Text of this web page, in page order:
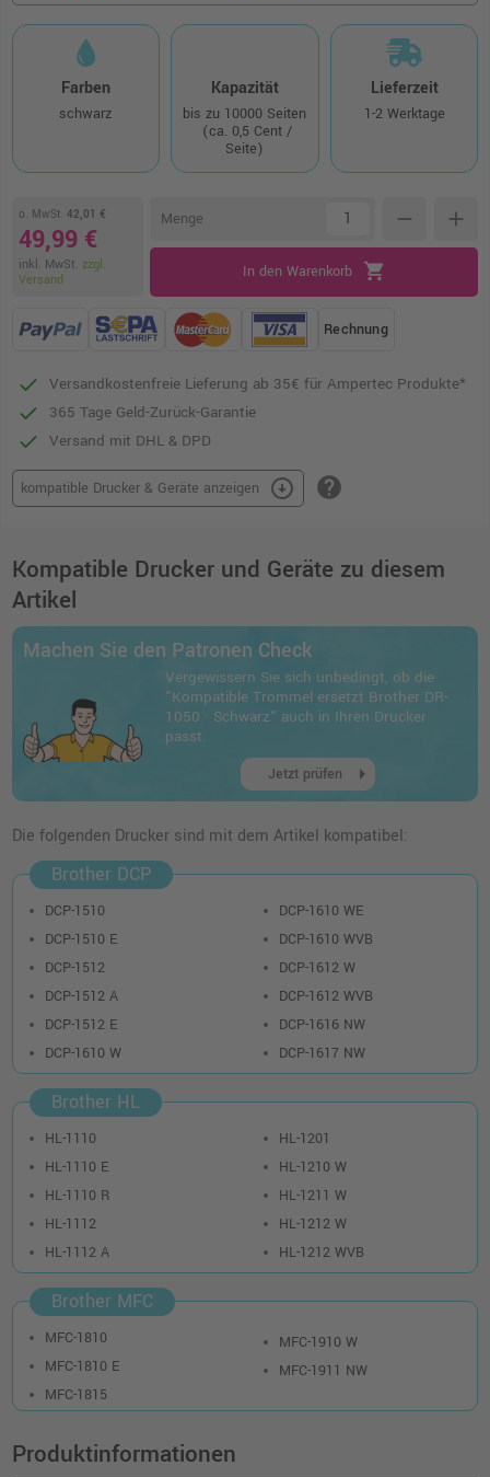
Farben
schwarz
Kapazität
bis zu 10000 Seiten
(ca. 0,5 Cent /
Seite)
Lieferzeit
1-2 Werktage
o. MwSt. 42,01 €
49,99 €
inkl. MwSt. zzgl.
Versand
Menge remove add
In den Warenkorb shopping_cart
Rechnung
Versandkostenfreie Lieferung ab 35€ für Ampertec Produkte*
365 Tage Geld-Zurück-Garantie
Versand mit DHL & DPD
kompatible Drucker & Geräte anzeigen arrow_circle_down help
Kompatible Drucker und Geräte zu diesem
Artikel
Machen Sie den Patronen Check
Vergewissern Sie sich unbedingt, ob die
"Kompatible Trommel ersetzt Brother DR-
1050 · Schwarz" auch in Ihren Drucker
passt.
Jetzt prüfen arrow_right
Die folgenden Drucker sind mit dem Artikel kompatibel:
Brother DCP
DCP-1510
DCP-1510 E
DCP-1512
DCP-1512 A
DCP-1512 E
DCP-1610 W
DCP-1610 WE
DCP-1610 WVB
DCP-1612 W
DCP-1612 WVB
DCP-1616 NW
DCP-1617 NW
Brother HL
HL-1110
HL-1110 E
HL-1110 R
HL-1112
HL-1112 A
HL-1201
HL-1210 W
HL-1211 W
HL-1212 W
HL-1212 WVB
Brother MFC
MFC-1810
MFC-1810 E
MFC-1815
MFC-1910 W
MFC-1911 NW
Produktinformationen